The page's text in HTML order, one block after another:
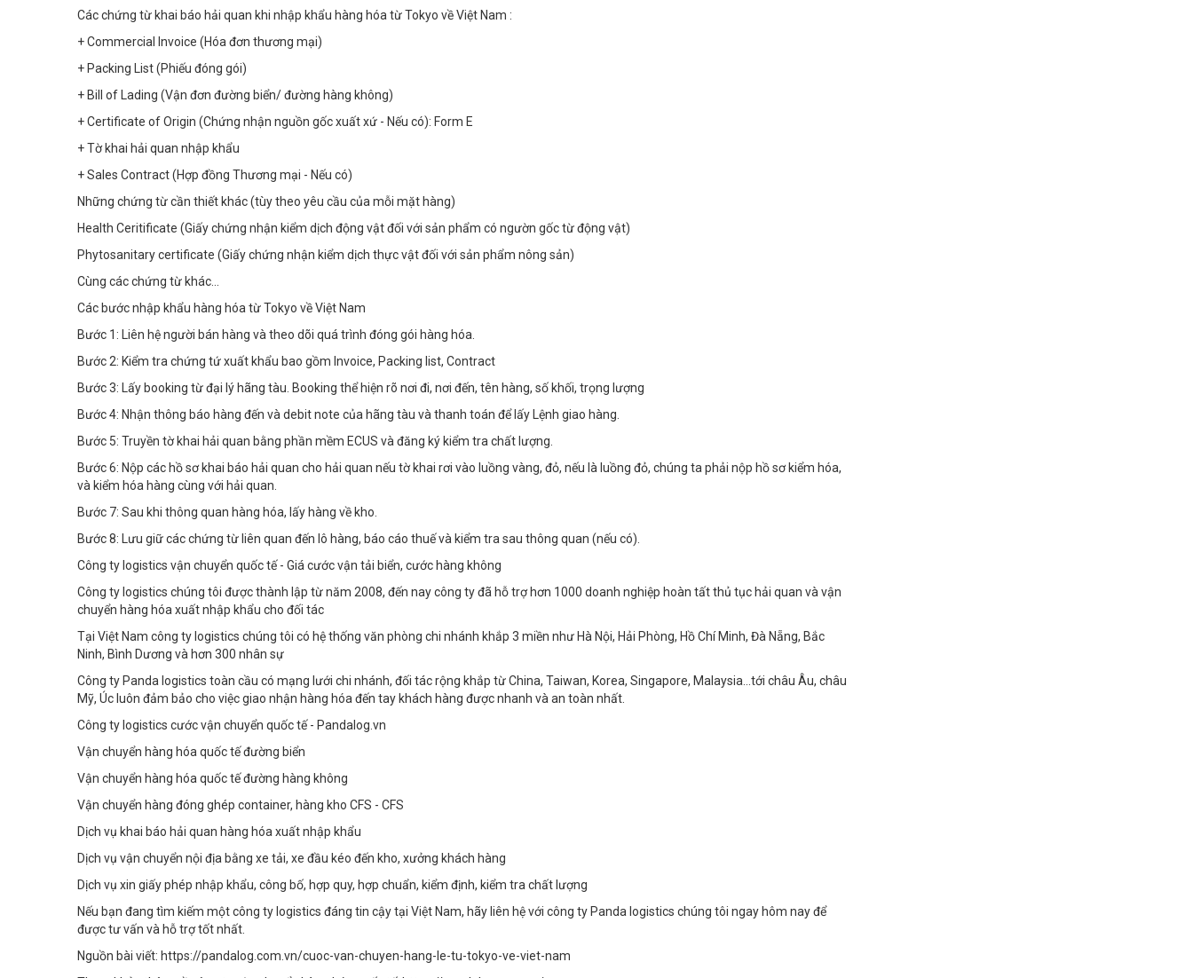
Các chứng từ khai báo hải quan khi nhập khẩu hàng hóa từ Tokyo về Việt Nam :
+ Commercial Invoice (Hóa đơn thương mại)
+ Packing List (Phiếu đóng gói)
+ Bill of Lading (Vận đơn đường biển/ đường hàng không)
+ Certificate of Origin (Chứng nhận nguồn gốc xuất xứ - Nếu có): Form E
+ Tờ khai hải quan nhập khẩu
+ Sales Contract (Hợp đồng Thương mại - Nếu có)
Những chứng từ cần thiết khác (tùy theo yêu cầu của mỗi mặt hàng)
Health Ceritificate (Giấy chứng nhận kiểm dịch động vật đối với sản phẩm có ngườn gốc từ động vật)
Phytosanitary certificate (Giấy chứng nhận kiểm dịch thực vật đối với sản phẩm nông sản)
Cùng các chứng từ khác...
Các bước nhập khẩu hàng hóa từ Tokyo về Việt Nam
Bước 1: Liên hệ người bán hàng và theo dõi quá trình đóng gói hàng hóa.
Bước 2: Kiểm tra chứng tứ xuất khẩu bao gồm Invoice, Packing list, Contract
Bước 3: Lấy booking từ đại lý hãng tàu. Booking thể hiện rõ nơi đi, nơi đến, tên hàng, số khối, trọng lượng
Bước 4: Nhận thông báo hàng đến và debit note của hãng tàu và thanh toán để lấy Lệnh giao hàng.
Bước 5: Truyền tờ khai hải quan bằng phần mềm ECUS và đăng ký kiểm tra chất lượng.
Bước 6: Nộp các hồ sơ khai báo hải quan cho hải quan nếu tờ khai rơi vào luồng vàng, đỏ, nếu là luồng đỏ, chúng ta phải nộp hồ sơ kiểm hóa,
và kiểm hóa hàng cùng với hải quan.
Bước 7: Sau khi thông quan hàng hóa, lấy hàng về kho.
Bước 8: Lưu giữ các chứng từ liên quan đến lô hàng, báo cáo thuế và kiểm tra sau thông quan (nếu có).
Công ty logistics vận chuyển quốc tế - Giá cước vận tải biển, cước hàng không
Công ty logistics chúng tôi được thành lập từ năm 2008, đến nay công ty đã hỗ trợ hơn 1000 doanh nghiệp hoàn tất thủ tục hải quan và vận
chuyển hàng hóa xuất nhập khẩu cho đối tác
Tại Việt Nam công ty logistics chúng tôi có hệ thống văn phòng chi nhánh khắp 3 miền như Hà Nội, Hải Phòng, Hồ Chí Minh, Đà Nẵng, Bắc
Ninh, Bình Dương và hơn 300 nhân sự
Công ty Panda logistics toàn cầu có mạng lưới chi nhánh, đối tác rộng khắp từ China, Taiwan, Korea, Singapore, Malaysia...tới châu Âu, châu
Mỹ, Úc luôn đảm bảo cho việc giao nhận hàng hóa đến tay khách hàng được nhanh và an toàn nhất.
Công ty logistics cước vận chuyển quốc tế - Pandalog.vn
Vận chuyển hàng hóa quốc tế đường biển
Vận chuyển hàng hóa quốc tế đường hàng không
Vận chuyển hàng đóng ghép container, hàng kho CFS - CFS
Dịch vụ khai báo hải quan hàng hóa xuất nhập khẩu
Dịch vụ vận chuyển nội địa bằng xe tải, xe đầu kéo đến kho, xưởng khách hàng
Dịch vụ xin giấy phép nhập khẩu, công bố, hợp quy, hợp chuẩn, kiểm định, kiểm tra chất lượng
Nếu bạn đang tìm kiếm một công ty logistics đáng tin cậy tại Việt Nam, hãy liên hệ với công ty Panda logistics chúng tôi ngay hôm nay để
được tư vấn và hỗ trợ tốt nhất.
Nguồn bài viết: https://pandalog.com.vn/cuoc-van-chuyen-hang-le-tu-tokyo-ve-viet-nam